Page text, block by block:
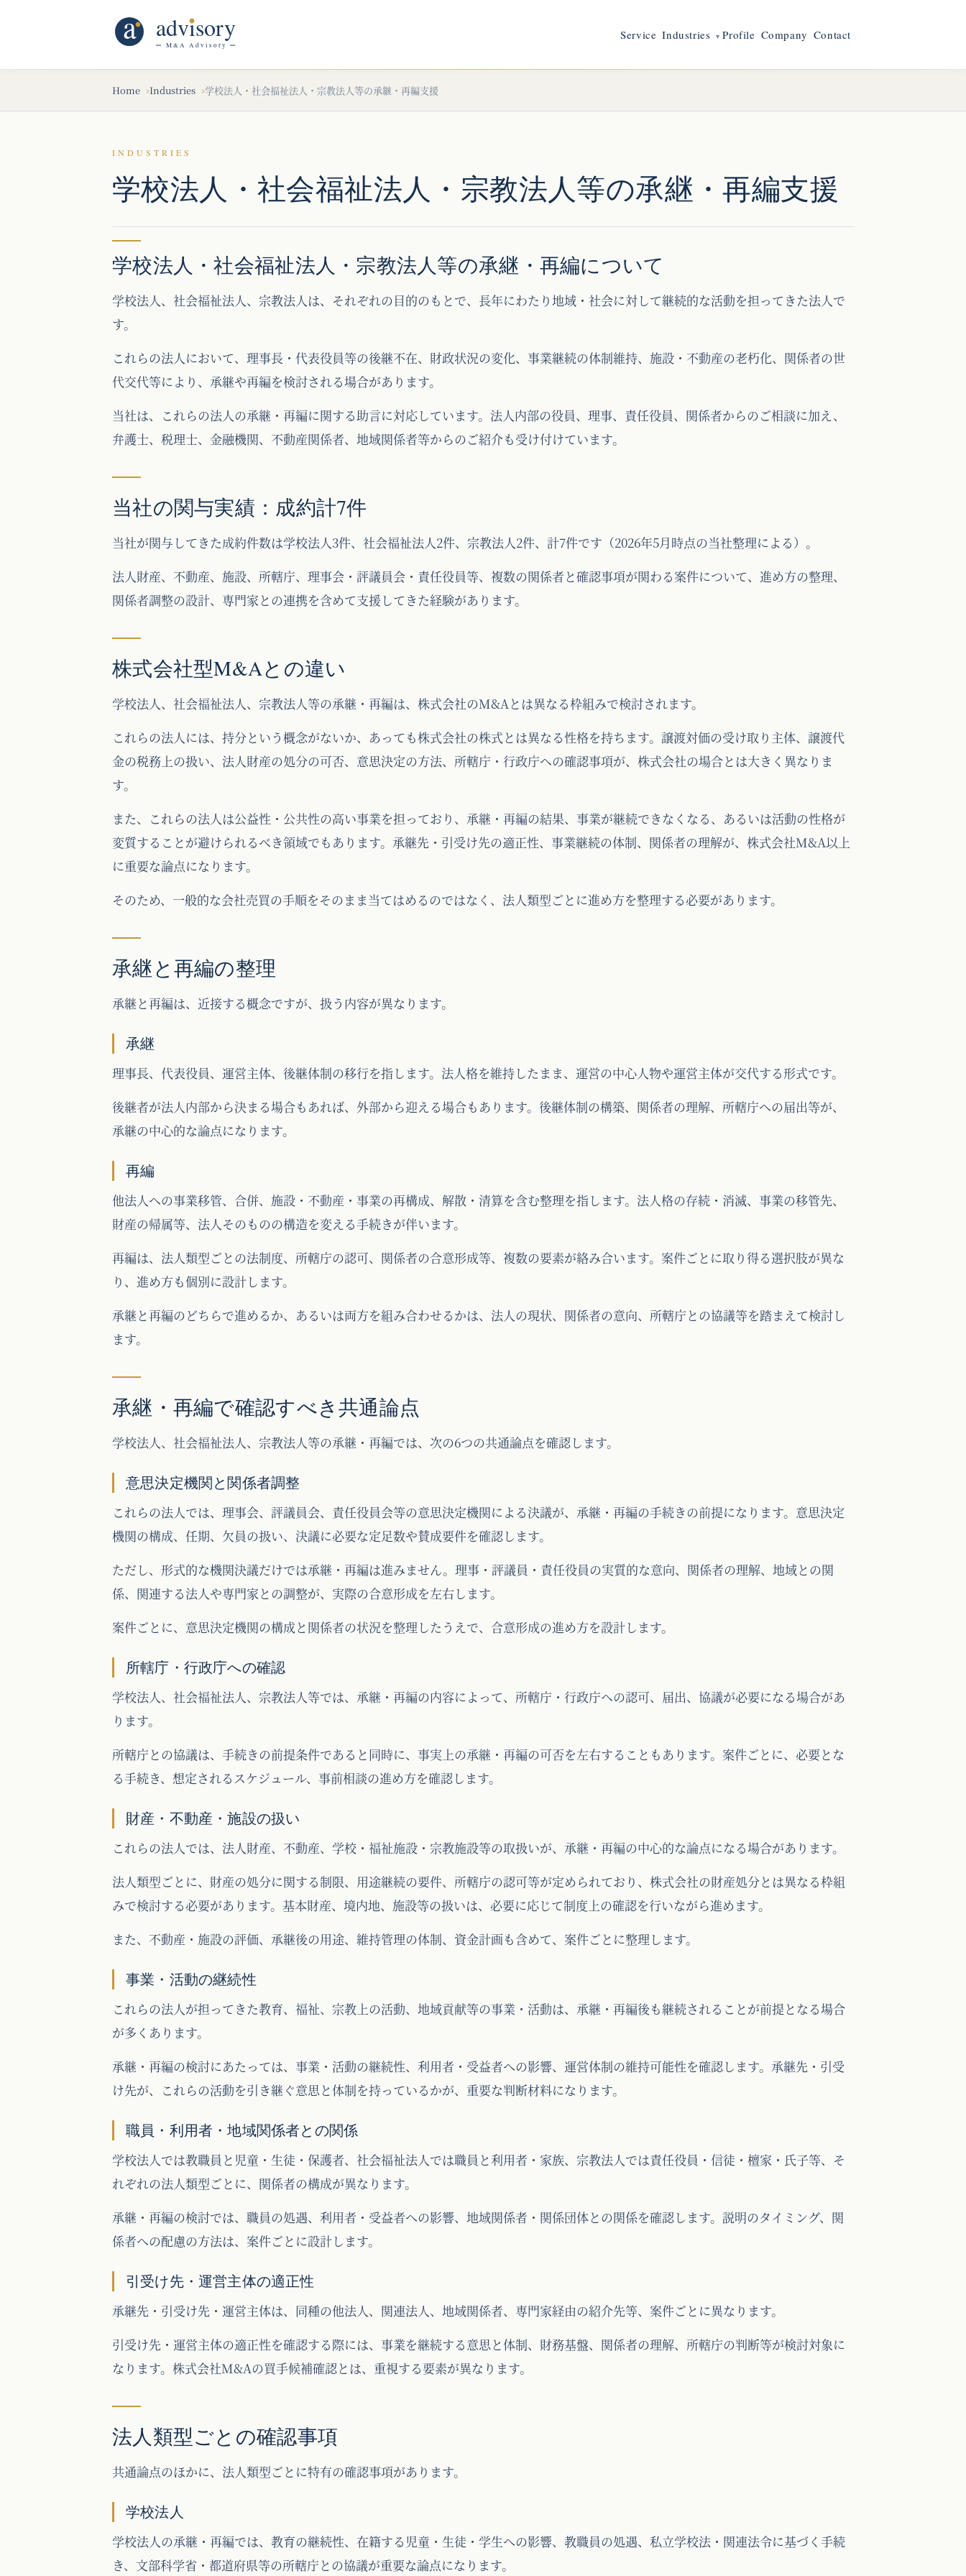
Service Industries Profile Company Contact
Home Industries 学校法人・社会福祉法人・宗教法人等の承継・再編支援
INDUSTRIES
学校法人・社会福祉法人・宗教法人等の承継・再編支援
学校法人・社会福祉法人・宗教法人等の承継・再編について
学校法人、社会福祉法人、宗教法人は、それぞれの目的のもとで、長年にわたり地域・社会に対して継続的な活動を担ってきた法人で
す。
これらの法人において、理事長・代表役員等の後継不在、財政状況の変化、事業継続の体制維持、施設・不動産の老朽化、関係者の世
代交代等により、承継や再編を検討される場合があります。
当社は、これらの法人の承継・再編に関する助言に対応しています。法人内部の役員、理事、責任役員、関係者からのご相談に加え、
弁護士、税理士、金融機関、不動産関係者、地域関係者等からのご紹介も受け付けています。
当社の関与実績：成約計7件
当社が関与してきた成約件数は学校法人3件、社会福祉法人2件、宗教法人2件、計7件です（2026年5月時点の当社整理による）。
法人財産、不動産、施設、所轄庁、理事会・評議員会・責任役員等、複数の関係者と確認事項が関わる案件について、進め方の整理、
関係者調整の設計、専門家との連携を含めて支援してきた経験があります。
株式会社型M&Aとの違い
学校法人、社会福祉法人、宗教法人等の承継・再編は、株式会社のM&Aとは異なる枠組みで検討されます。
これらの法人には、持分という概念がないか、あっても株式会社の株式とは異なる性格を持ちます。譲渡対価の受け取り主体、譲渡代
金の税務上の扱い、法人財産の処分の可否、意思決定の方法、所轄庁・行政庁への確認事項が、株式会社の場合とは大きく異なりま
す。
また、これらの法人は公益性・公共性の高い事業を担っており、承継・再編の結果、事業が継続できなくなる、あるいは活動の性格が
変質することが避けられるべき領域でもあります。承継先・引受け先の適正性、事業継続の体制、関係者の理解が、株式会社M&A以上
に重要な論点になります。
そのため、一般的な会社売買の手順をそのまま当てはめるのではなく、法人類型ごとに進め方を整理する必要があります。
承継と再編の整理
承継と再編は、近接する概念ですが、扱う内容が異なります。
承継
理事長、代表役員、運営主体、後継体制の移行を指します。法人格を維持したまま、運営の中心人物や運営主体が交代する形式です。
後継者が法人内部から決まる場合もあれば、外部から迎える場合もあります。後継体制の構築、関係者の理解、所轄庁への届出等が、
承継の中心的な論点になります。
再編
他法人への事業移管、合併、施設・不動産・事業の再構成、解散・清算を含む整理を指します。法人格の存続・消滅、事業の移管先、
財産の帰属等、法人そのものの構造を変える手続きが伴います。
再編は、法人類型ごとの法制度、所轄庁の認可、関係者の合意形成等、複数の要素が絡み合います。案件ごとに取り得る選択肢が異な
り、進め方も個別に設計します。
承継と再編のどちらで進めるか、あるいは両方を組み合わせるかは、法人の現状、関係者の意向、所轄庁との協議等を踏まえて検討し
ます。
承継・再編で確認すべき共通論点
学校法人、社会福祉法人、宗教法人等の承継・再編では、次の6つの共通論点を確認します。
意思決定機関と関係者調整
これらの法人では、理事会、評議員会、責任役員会等の意思決定機関による決議が、承継・再編の手続きの前提になります。意思決定
機関の構成、任期、欠員の扱い、決議に必要な定足数や賛成要件を確認します。
ただし、形式的な機関決議だけでは承継・再編は進みません。理事・評議員・責任役員の実質的な意向、関係者の理解、地域との関
係、関連する法人や専門家との調整が、実際の合意形成を左右します。
案件ごとに、意思決定機関の構成と関係者の状況を整理したうえで、合意形成の進め方を設計します。
所轄庁・行政庁への確認
学校法人、社会福祉法人、宗教法人等では、承継・再編の内容によって、所轄庁・行政庁への認可、届出、協議が必要になる場合があ
ります。
所轄庁との協議は、手続きの前提条件であると同時に、事実上の承継・再編の可否を左右することもあります。案件ごとに、必要とな
る手続き、想定されるスケジュール、事前相談の進め方を確認します。
財産・不動産・施設の扱い
これらの法人では、法人財産、不動産、学校・福祉施設・宗教施設等の取扱いが、承継・再編の中心的な論点になる場合があります。
法人類型ごとに、財産の処分に関する制限、用途継続の要件、所轄庁の認可等が定められており、株式会社の財産処分とは異なる枠組
みで検討する必要があります。基本財産、境内地、施設等の扱いは、必要に応じて制度上の確認を行いながら進めます。
また、不動産・施設の評価、承継後の用途、維持管理の体制、資金計画も含めて、案件ごとに整理します。
事業・活動の継続性
これらの法人が担ってきた教育、福祉、宗教上の活動、地域貢献等の事業・活動は、承継・再編後も継続されることが前提となる場合
が多くあります。
承継・再編の検討にあたっては、事業・活動の継続性、利用者・受益者への影響、運営体制の維持可能性を確認します。承継先・引受
け先が、これらの活動を引き継ぐ意思と体制を持っているかが、重要な判断材料になります。
職員・利用者・地域関係者との関係
学校法人では教職員と児童・生徒・保護者、社会福祉法人では職員と利用者・家族、宗教法人では責任役員・信徒・檀家・氏子等、そ
れぞれの法人類型ごとに、関係者の構成が異なります。
承継・再編の検討では、職員の処遇、利用者・受益者への影響、地域関係者・関係団体との関係を確認します。説明のタイミング、関
係者への配慮の方法は、案件ごとに設計します。
引受け先・運営主体の適正性
承継先・引受け先・運営主体は、同種の他法人、関連法人、地域関係者、専門家経由の紹介先等、案件ごとに異なります。
引受け先・運営主体の適正性を確認する際には、事業を継続する意思と体制、財務基盤、関係者の理解、所轄庁の判断等が検討対象に
なります。株式会社M&Aの買手候補確認とは、重視する要素が異なります。
法人類型ごとの確認事項
共通論点のほかに、法人類型ごとに特有の確認事項があります。
学校法人
学校法人の承継・再編では、教育の継続性、在籍する児童・生徒・学生への影響、教職員の処遇、私立学校法・関連法令に基づく手続
き、文部科学省・都道府県等の所轄庁との協議が重要な論点になります。